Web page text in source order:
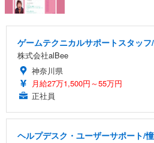
ゲームテクニカルサポートスタッ
株式会社alBee
神奈川県
月給27万1,500円～55万円
正社員
ヘルプデスク・ユーザーサポート/